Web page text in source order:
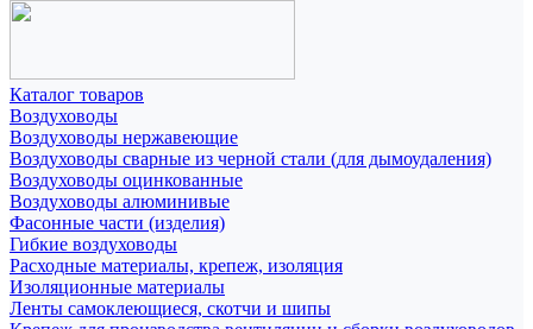
Каталог товаров
Воздуховоды
Воздуховоды нержавеющие
Воздуховоды сварные из черной стали (для дымоудаления)
Воздуховоды оцинкованные
Воздуховоды алюминивые
Фасонные части (изделия)
Гибкие воздуховоды
Расходные материалы, крепеж, изоляция
Изоляционные материалы
Ленты самоклеющиеся, скотчи и шипы